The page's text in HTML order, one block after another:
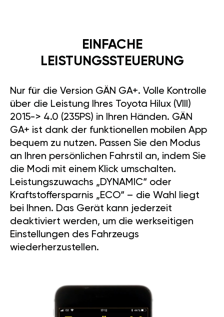
EINFACHE
LEISTUNGSSTEUERUNG
Nur für die Version GÄN GA+. Volle Kontrolle
über die Leistung Ihres Toyota Hilux (VIII)
2015-> 4.0 (235PS) in Ihren Händen. GÄN
GA+ ist dank der funktionellen mobilen App
bequem zu nutzen. Passen Sie den Modus
an Ihren persönlichen Fahrstil an, indem Sie
die Modi mit einem Klick umschalten.
Leistungszuwachs „DYNAMIC“ oder
Kraftstoffersparnis „ECO“ – die Wahl liegt
bei Ihnen. Das Gerät kann jederzeit
deaktiviert werden, um die werkseitigen
Einstellungen des Fahrzeugs
wiederherzustellen.